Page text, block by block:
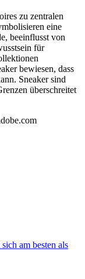
zu zentralen
eine
beeinflusst von
für
bewiesen, dass
Sneaker sind
überschreitet
am besten als